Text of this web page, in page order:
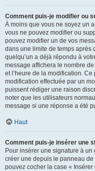
Comment puis-je modifier ou
À moins que vous ne soyez un
vous ne pouvez modifier ou
pouvez modifier un de vos
dans une limite de temps après
quelqu’un a déjà répondu à
message affichera le nombre
et l’heure de la modification. Ce
modification effectuée par un
puissent rédiger une raison
noter que les utilisateurs
message si une réponse a été
Haut
Comment puis-je insérer une
Pour insérer une signature à un
créer une depuis le panneau de
pouvez cocher la case «